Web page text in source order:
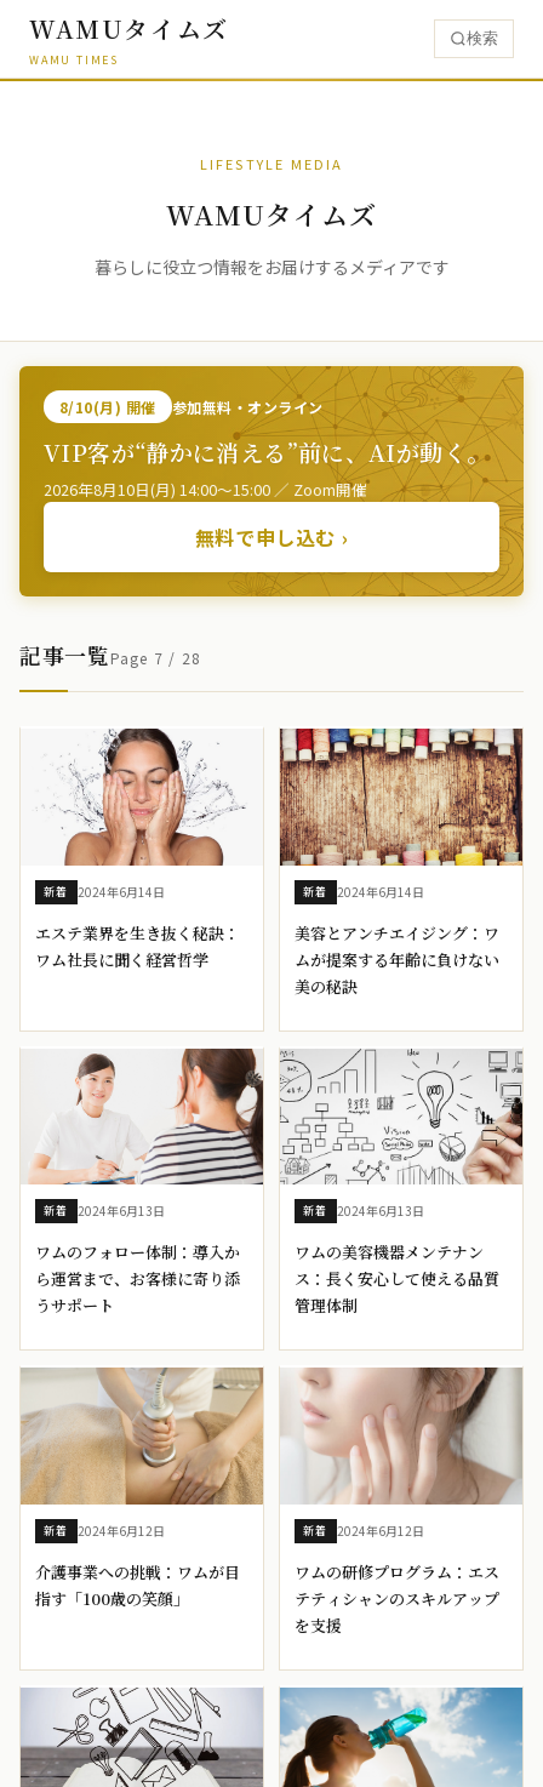
WAMUタイムズ
WAMU TIMES
検索
LIFESTYLE MEDIA
WAMUタイムズ
暮らしに役立つ情報をお届けするメディアです
8/10(月) 開催 参加無料・オンライン
VIP客が“静かに消える”前に、AIが動く。
2026年8月10日(月) 14:00〜15:00 ／ Zoom開催
無料で申し込む ›
記事一覧Page 7 / 28
新着 2024年6月14日
エステ業界を生き抜く秘訣：
ワム社長に聞く経営哲学
新着 2024年6月14日
美容とアンチエイジング：ワ
ムが提案する年齢に負けない
美の秘訣
新着 2024年6月13日
ワムのフォロー体制：導入か
ら運営まで、お客様に寄り添
うサポート
新着 2024年6月13日
ワムの美容機器メンテナン
ス：長く安心して使える品質
管理体制
新着 2024年6月12日
介護事業への挑戦：ワムが目
指す「100歳の笑顔」
新着 2024年6月12日
ワムの研修プログラム：エス
テティシャンのスキルアップ
を支援